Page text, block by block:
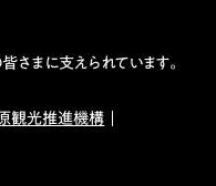
さまに支えられています。
観光推進機構